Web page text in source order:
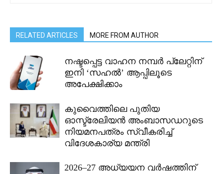
RELATED ARTICLES MORE FROM AUTHOR
നഷ്ടപ്പെട്ട വാഹന നമ്പർ പ്ലേറ്റിന്
ഇനി ‘സഹൽ’ ആപ്പിലൂടെ
അപേക്ഷിക്കാം
കുവൈത്തിലെ പുതിയ
ഓസ്ട്രേലിയൻ അംബാസഡറുടെ
നിയമനപത്രം സ്വീകരിച്ച്
വിദേശകാര്യ മന്ത്രി
2026–27 അധ്യയന വർഷത്തിന്